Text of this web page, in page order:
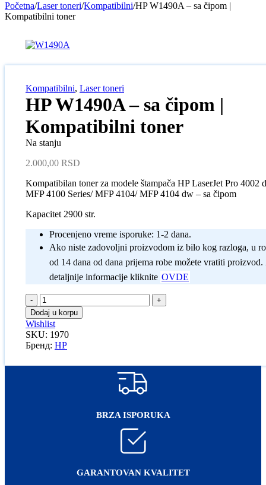
Početna/Laser toneri/Kompatibilni/HP W1490A – sa čipom |
Kompatibilni toner
Kompatibilni, Laser toneri
HP W1490A – sa čipom |
Kompatibilni toner
Na stanju
2.000,00 RSD
Kompatibilan toner za modele štampača HP LaserJet Pro 4002
MFP 4100 Series/ MFP 4104/ MFP 4104 dw – sa čipom
Kapacitet 2900 str.
Procenjeno vreme isporuke: 1-2 dana.
Ako niste zadovoljni proizvodom iz bilo kog razloga, u
od 14 dana od dana prijema robe možete vratiti proizvod.
detaljnije informacije kliknite OVDE
HP
W1490A
-
sa
čipom
|
Dodaj u korpu
Wishlist
SKU: 1970
Бренд: HP
BRZA ISPORUKA
GARANTOVAN KVALITET